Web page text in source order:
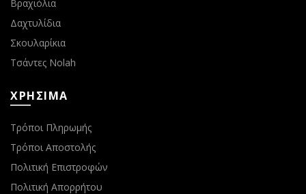
Βραχιόλια
Δαχτυλίδια
Σκουλαρίκια
Τσάντες Nolah
ΧΡΗΣΙΜΑ
Τρόποι Πληρωμής
Τρόποι Αποστολής
Πολιτική Επιστροφών
Πολιτική Απορρήτου